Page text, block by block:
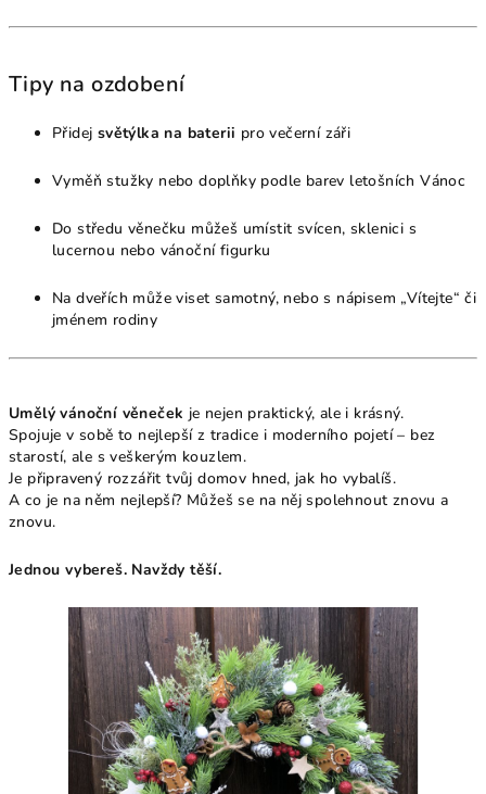
Tipy na ozdobení
Přidej světýlka na baterii pro večerní záři
Vyměň stužky nebo doplňky podle barev letošních Vánoc
Do středu věnečku můžeš umístit svícen, sklenici s
lucernou nebo vánoční figurku
Na dveřích může viset samotný, nebo s nápisem „Vítejte“ či
jménem rodiny
Umělý vánoční věneček je nejen praktický, ale i krásný.
Spojuje v sobě to nejlepší z tradice i moderního pojetí – bez
starostí, ale s veškerým kouzlem.
Je připravený rozzářit tvůj domov hned, jak ho vybalíš.
A co je na něm nejlepší? Můžeš se na něj spolehnout znovu a
znovu.
Jednou vybereš. Navždy těší.